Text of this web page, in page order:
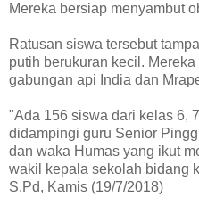
Mereka bersiap menyambut
Ratusan siswa tersebut
putih berukuran kecil.
gabungan api India dan
"Ada 156 siswa dari kelas 6,
didampingi guru Senior
dan waka Humas yang ikut
wakil kepala sekolah bidang
S.Pd, Kamis (19/7/2018)